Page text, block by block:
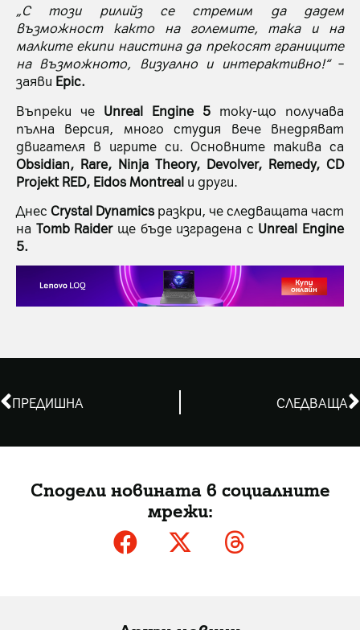
„С този рилийз се стремим да дадем
възможност както на големите, така и на
малките екипи наистина да прекосят границите
на възможното, визуално и интерактивно!“–
заяви Epic.
Въпреки че Unreal Engine 5 току-що получава
пълна версия, много студия вече внедряват
двигателя в игрите си. Основните такива са
Obsidian, Rare, Ninja Theory, Devolver, Remedy, CD
Projekt RED, Eidos Montreal и други.
Днес Crystal Dynamics разкри, че следващата част
на Tomb Raiderще бъде изградена с Unreal Engine
5.
ПРЕДИШНА СЛЕДВАЩА
Сподели новината в социалните
мрежи: